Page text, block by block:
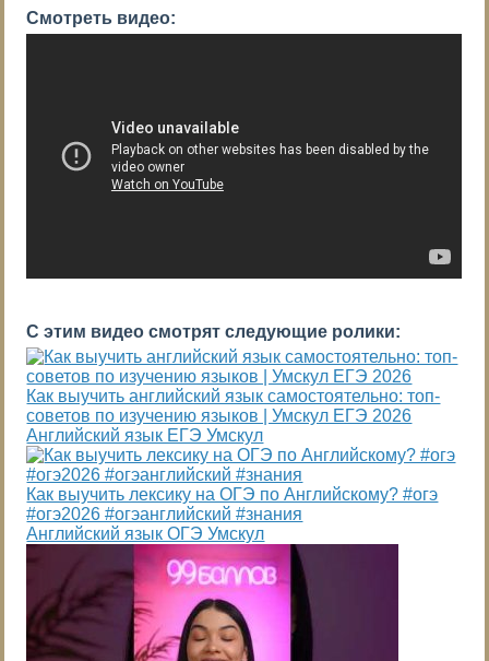
Смотреть видео:
С этим видео смотрят следующие ролики:
Как выучить английский язык самостоятельно: топ-
советов по изучению языков | Умскул ЕГЭ 2026
Английский язык ЕГЭ Умскул
Как выучить лексику на ОГЭ по Английскому? #огэ
#огэ2026 #огэанглийский #знания
Английский язык ОГЭ Умскул